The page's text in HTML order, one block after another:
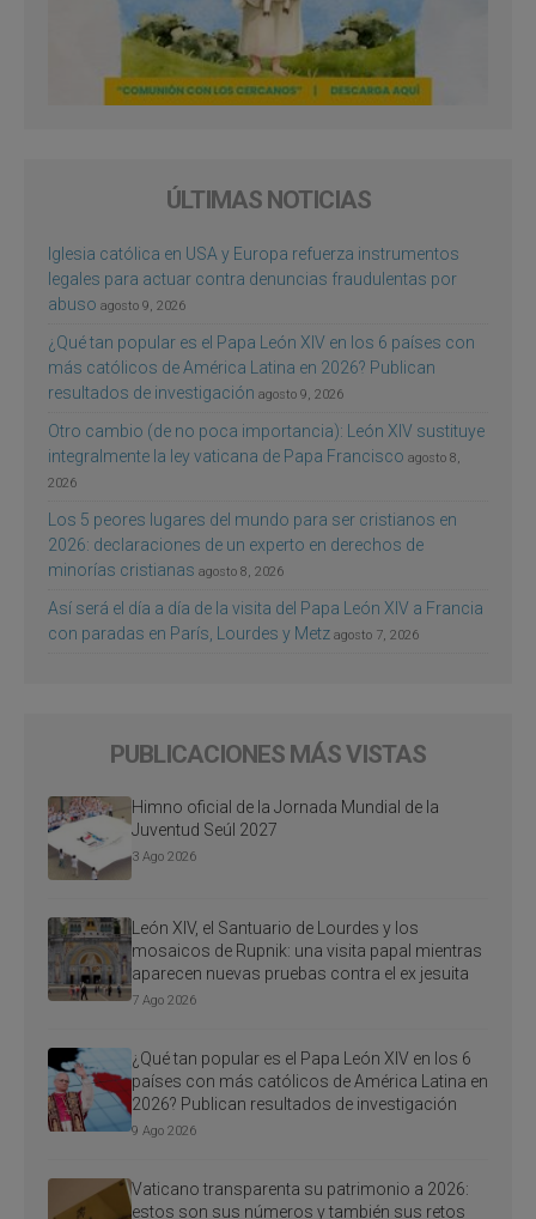
ÚLTIMAS NOTICIAS
Iglesia católica en USA y Europa refuerza instrumentos
legales para actuar contra denuncias fraudulentas por
abuso agosto 9, 2026
¿Qué tan popular es el Papa León XIV en los 6 países con
más católicos de América Latina en 2026? Publican
resultados de investigación agosto 9, 2026
Otro cambio (de no poca importancia): León XIV sustituye
integralmente la ley vaticana de Papa Francisco agosto 8,
2026
Los 5 peores lugares del mundo para ser cristianos en
2026: declaraciones de un experto en derechos de
minorías cristianas agosto 8, 2026
Así será el día a día de la visita del Papa León XIV a Francia
con paradas en París, Lourdes y Metz agosto 7, 2026
PUBLICACIONES MÁS VISTAS
Himno oficial de la Jornada Mundial de la
Juventud Seúl 2027
3 Ago 2026
León XIV, el Santuario de Lourdes y los
mosaicos de Rupnik: una visita papal mientras
aparecen nuevas pruebas contra el ex jesuita
7 Ago 2026
¿Qué tan popular es el Papa León XIV en los 6
países con más católicos de América Latina en
2026? Publican resultados de investigación
9 Ago 2026
Vaticano transparenta su patrimonio a 2026:
estos son sus números y también sus retos